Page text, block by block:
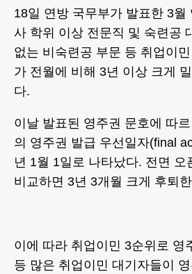
18일 연방 국무부가 발표한 3월
사 학위 이상 전문직 및 숙련공
없는 비숙련공 부문 등 취업이
가 전월에 비해 3년 이상 크게
다.
이날 발표된 영주권 문호에 따
의 영주권 발급 우선일자(final
년 1월 1일로 나타났다. 전면 오
비교하면 3년 3개월 크게 후퇴
이에 따라 취업이민 3순위로 영
등 많은 취업이민 대기자들이